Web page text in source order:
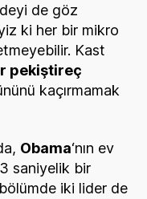
de göz
ki her bir mikro
Kast
pekiştireç
kaçırmamak
Obama‘nın ev
saniyelik bir
iki lider de